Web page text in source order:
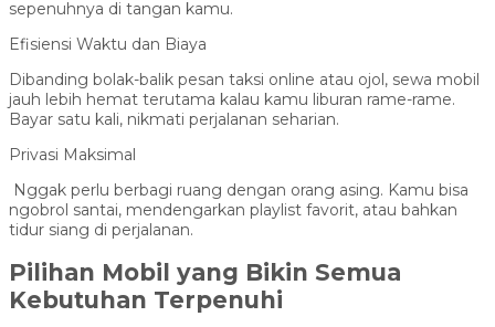
sepenuhnya di tangan kamu.
Efisiensi Waktu dan Biaya
Dibanding bolak-balik pesan taksi online atau ojol, sewa mobil
jauh lebih hemat terutama kalau kamu liburan rame-rame.
Bayar satu kali, nikmati perjalanan seharian.
Privasi Maksimal
Nggak perlu berbagi ruang dengan orang asing. Kamu bisa
ngobrol santai, mendengarkan playlist favorit, atau bahkan
tidur siang di perjalanan.
Pilihan Mobil yang Bikin Semua
Kebutuhan Terpenuhi